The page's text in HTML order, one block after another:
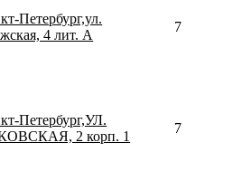
Петербург,ул.
4 лит. А
Петербург,УЛ.
2 корп. 1